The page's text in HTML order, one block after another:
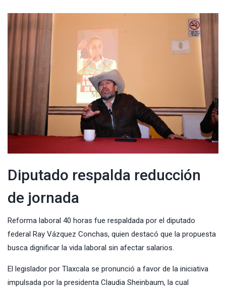
Diputado respalda reducción
de jornada
Reforma laboral 40 horas fue respaldada por el diputado
federal Ray Vázquez Conchas, quien destacó que la propuesta
busca dignificar la vida laboral sin afectar salarios.
El legislador por Tlaxcala se pronunció a favor de la iniciativa
impulsada por la presidenta Claudia Sheinbaum, la cual